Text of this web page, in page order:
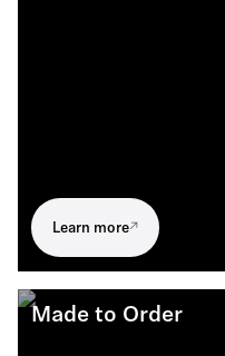
Learn more
Made to Order